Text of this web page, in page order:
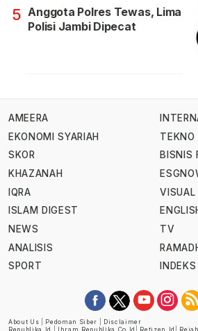
5 Anggota Polres Tewas, Lima
Polisi Jambi Dipecat
AMEERA
EKONOMI SYARIAH
SKOR
KHAZANAH
IQRA
ISLAM DIGEST
NEWS
ANALISIS
SPORT
TEKNO
BISNIS
VISUAL
TV
INDEKS
About Us Pedoman Siber
Disclaimer